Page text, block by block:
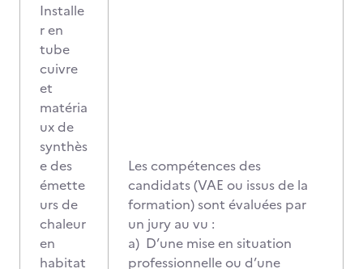
Installe
r en
tube
cuivre
et
matéria
ux de
synthès
e des
émette
urs de
chaleur
en
habitat
Les compétences des
candidats (VAE ou issus de la
formation) sont évaluées par
un jury au vu :
a) D’une mise en situation
professionnelle ou d’une